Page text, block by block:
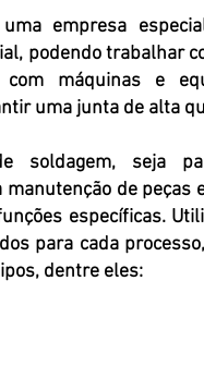
empresa
podendo trabalhar
com máquinas e
uma junta de alta
soldagem, seja
manutenção de peças
específicas.
para cada
dentre eles: